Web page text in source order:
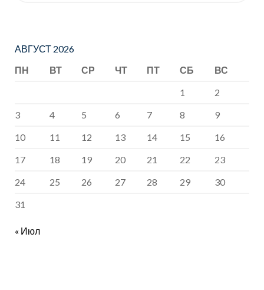
АВГУСТ 2026
ПН
ВТ СР ЧТ ПТ СБ
ВС
1
2
3
4 5 6 7 8
9
10
11 12 13 14 15
16
17
18 19 20 21 22
23
24
25 26 27 28 29
30
31
« Июл